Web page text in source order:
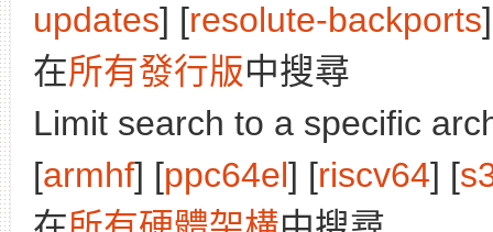
updates] [resolute-backports
在所有發行版中搜尋
Limit search to a specific
[armhf] [ppc64el] [riscv64] [